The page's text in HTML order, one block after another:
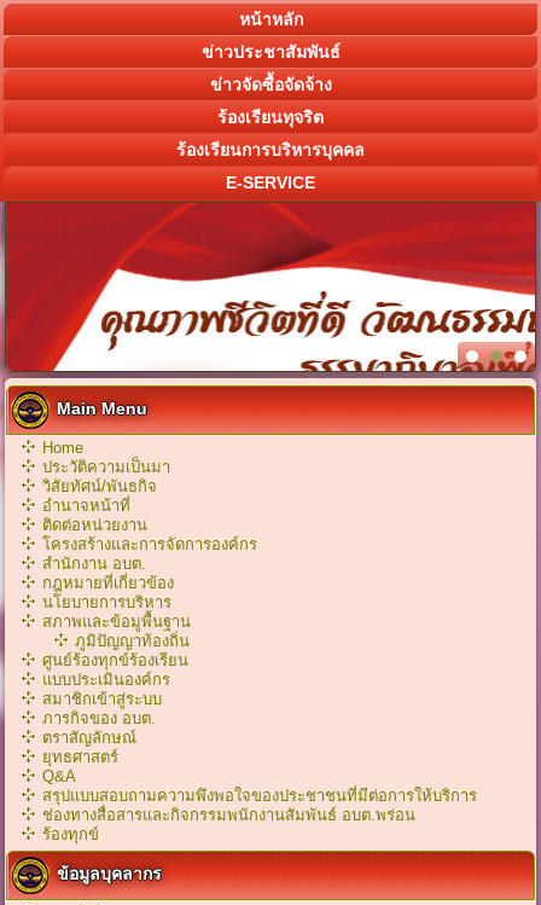
หน้าหลัก
ข่าวประชาสัมพันธ์
ข่าวจัดซื้อจัดจ้าง
ร้องเรียนทุจริต
ร้องเรียนการบริหารบุคคล
E-SERVICE
Main Menu
Home
ประวัติความเป็นมา
วิสัยทัศน์/พันธกิจ
อำนาจหน้าที่
ติดต่อหน่วยงาน
โครงสร้างและการจัดการองค์กร
สำนักงาน อบต.
กฎหมายที่เกี่ยวข้อง
นโยบายการบริหาร
สภาพและข้อมูพื้นฐาน
ภูมิปัญญาท้องถิ่น
ศูนย์ร้องทุกข์ร้องเรียน
แบบประเมินองค์กร
สมาชิกเข้าสู่ระบบ
ภารกิจของ อบต.
ตราสัญลักษณ์
ยุทธศาสตร์
Q&A
สรุปแบบสอบถามความพึงพอใจของประชาชนที่มีต่อการให้บริการ
ช่องทางสื่อสารและกิจกรรมพนักงานสัมพันธ์ อบต.พร่อน
ร้องทุกข์
ข้อมูลบุคลากร